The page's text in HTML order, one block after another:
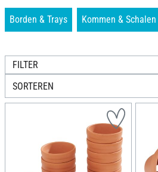
Borden & Trays Kommen & Schalen
FILTER
SORTEREN